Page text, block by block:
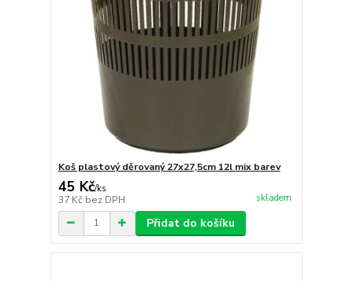
Koš plastový děrovaný 27x27,5cm 12l mix barev
45 Kč/ks
37 Kč bez DPH skladem
Přidat do košíku